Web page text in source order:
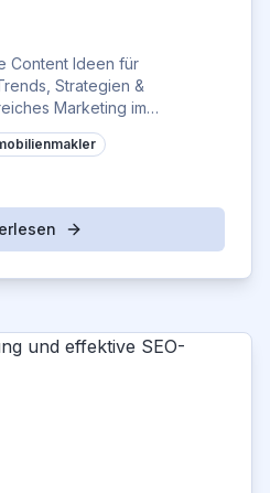
Content Ideen für
Strategien &
Marketing im